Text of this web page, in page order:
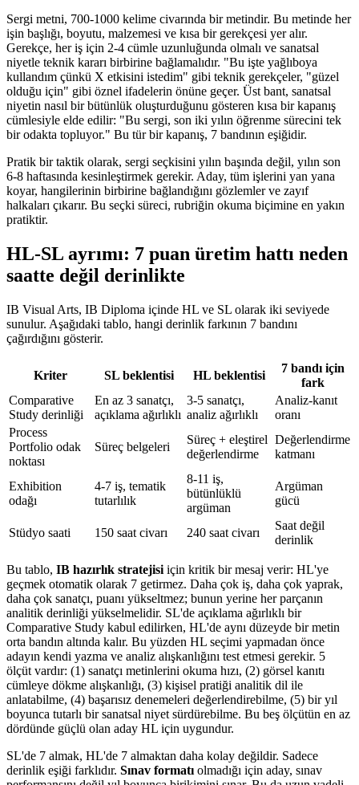
Sergi metni, 700-1000 kelime civarında bir metindir. Bu metinde her
işin başlığı, boyutu, malzemesi ve kısa bir gerekçesi yer alır.
Gerekçe, her iş için 2-4 cümle uzunluğunda olmalı ve sanatsal
niyetle teknik kararı birbirine bağlamalıdır. "Bu işte yağlıboya
kullandım çünkü X etkisini istedim" gibi teknik gerekçeler, "güzel
olduğu için" gibi öznel ifadelerin önüne geçer. Üst bant, sanatsal
niyetin nasıl bir bütünlük oluşturduğunu gösteren kısa bir kapanış
cümlesiyle elde edilir: "Bu sergi, son iki yılın öğrenme sürecini tek
bir odakta topluyor." Bu tür bir kapanış, 7 bandının eşiğidir.
Pratik bir taktik olarak, sergi seçkisini yılın başında değil, yılın son
6-8 haftasında kesinleştirmek gerekir. Aday, tüm işlerini yan yana
koyar, hangilerinin birbirine bağlandığını gözlemler ve zayıf
halkaları çıkarır. Bu seçki süreci, rubriğin okuma biçimine en yakın
pratiktir.
HL-SL ayrımı: 7 puan üretim hattı neden
saatte değil derinlikte
IB Visual Arts, IB Diploma içinde HL ve SL olarak iki seviyede
sunulur. Aşağıdaki tablo, hangi derinlik farkının 7 bandını
çağırdığını gösterir.
Kriter SL beklentisi HL beklentisi
7 bandı için
fark
Comparative
Study derinliği
En az 3 sanatçı,
açıklama ağırlıklı
3-5 sanatçı,
analiz ağırlıklı
Analiz-kanıt
oranı
Process
Portfolio odak
noktası
Süreç belgeleri
Süreç + eleştirel
değerlendirme
Değerlendirme
katmanı
Exhibition
odağı
4-7 iş, tematik
tutarlılık
8-11 iş,
bütünlüklü
argüman
Argüman
gücü
Stüdyo saati 150 saat civarı 240 saat civarı
Saat değil
derinlik
Bu tablo, IB hazırlık stratejisi için kritik bir mesaj verir: HL'ye
geçmek otomatik olarak 7 getirmez. Daha çok iş, daha çok yaprak,
daha çok sanatçı, puanı yükseltmez; bunun yerine her parçanın
analitik derinliği yükselmelidir. SL'de açıklama ağırlıklı bir
Comparative Study kabul edilirken, HL'de aynı düzeyde bir metin
orta bandın altında kalır. Bu yüzden HL seçimi yapmadan önce
adayın kendi yazma ve analiz alışkanlığını test etmesi gerekir. 5
ölçüt vardır: (1) sanatçı metinlerini okuma hızı, (2) görsel kanıtı
cümleye dökme alışkanlığı, (3) kişisel pratiği analitik dil ile
anlatabilme, (4) başarısız denemeleri değerlendirebilme, (5) bir yıl
boyunca tutarlı bir sanatsal niyet sürdürebilme. Bu beş ölçütün en az
dördünde güçlü olan aday HL için uygundur.
SL'de 7 almak, HL'de 7 almaktan daha kolay değildir. Sadece
derinlik eşiği farklıdır. Sınav formatı olmadığı için aday, sınav